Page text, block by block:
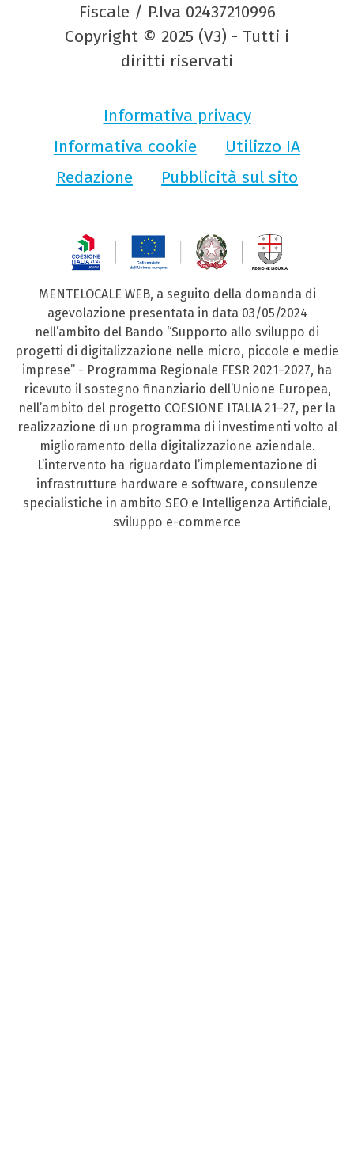
Fiscale / P.Iva 02437210996
Copyright © 2025 (V3) - Tutti i
diritti riservati
Informativa privacy
Informativa cookie
Utilizzo IA
Redazione
Pubblicità sul sito
MENTELOCALE WEB, a seguito della domanda di
agevolazione presentata in data 03/05/2024
nell’ambito del Bando “Supporto allo sviluppo di
progetti di digitalizzazione nelle micro, piccole e medie
imprese” - Programma Regionale FESR 2021–2027, ha
ricevuto il sostegno finanziario dell’Unione Europea,
nell’ambito del progetto COESIONE ITALIA 21–27, per la
realizzazione di un programma di investimenti volto al
miglioramento della digitalizzazione aziendale.
L’intervento ha riguardato l’implementazione di
infrastrutture hardware e software, consulenze
specialistiche in ambito SEO e Intelligenza Artificiale,
sviluppo e-commerce